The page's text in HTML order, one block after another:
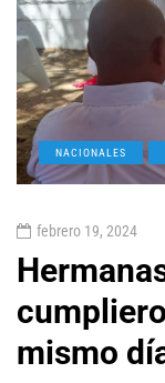
NACIONALES
febrero 19, 2024
mismo